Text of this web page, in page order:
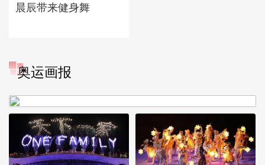
晨辰带来健身舞
奥运画报
[图]冬奥会冬残奥会表彰大会